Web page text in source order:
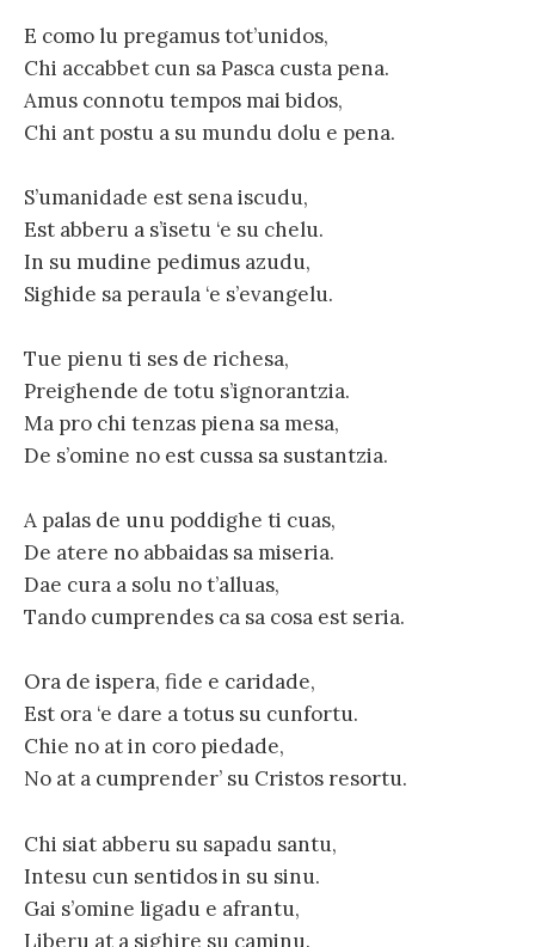
E como lu pregamus tot’unidos,
Chi accabbet cun sa Pasca custa pena.
Amus connotu tempos mai bidos,
Chi ant postu a su mundu dolu e pena.
S’umanidade est sena iscudu,
Est abberu a s’isetu ‘e su chelu.
In su mudine pedimus azudu,
Sighide sa peraula ‘e s’evangelu.
Tue pienu ti ses de richesa,
Preighende de totu s’ignorantzia.
Ma pro chi tenzas piena sa mesa,
De s’omine no est cussa sa sustantzia.
A palas de unu poddighe ti cuas,
De atere no abbaidas sa miseria.
Dae cura a solu no t’alluas,
Tando cumprendes ca sa cosa est seria.
Ora de ispera, fide e caridade,
Est ora ‘e dare a totus su cunfortu.
Chie no at in coro piedade,
No at a cumprender’ su Cristos resortu.
Chi siat abberu su sapadu santu,
Intesu cun sentidos in su sinu.
Gai s’omine ligadu e afrantu,
Liberu at a sighire su caminu.